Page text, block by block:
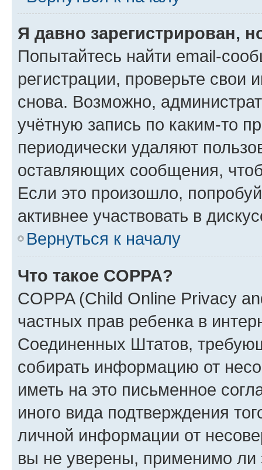
Я давно зарегистрирован,
Попытайтесь найти email-
регистрации, проверьте свои
снова. Возможно,
учётную запись по каким-то
периодически удаляют
оставляющих сообщения,
Если это произошло,
активнее участвовать в
Вернуться к началу
Что такое COPPA?
COPPA (Child Online Privacy
частных прав ребенка в
Соединенных Штатов,
собирать информацию от
иметь на это письменное
иного вида подтверждения
личной информации от
вы не уверены, применимо ли